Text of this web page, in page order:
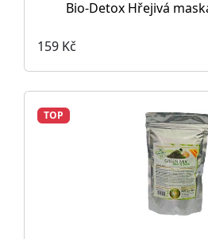
Bio-Detox Hřejivá
159 Kč
TOP